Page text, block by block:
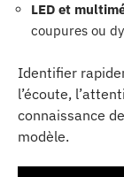
LED et
coupures ou
Identifier
l’écoute,
connaissance
modèle.